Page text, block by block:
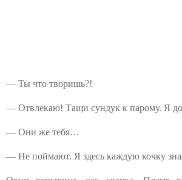
— Ты что творишь?!
— Отвлекаю! Тащи сундук к парому. Я
— Они же тебя…
— Не поймают. Я здесь каждую кочку